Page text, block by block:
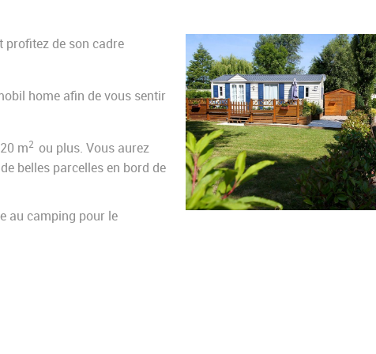
profitez de son cadre
home afin de vous sentir
m2 ou plus. Vous aurez
belles parcelles en bord de
au camping pour le